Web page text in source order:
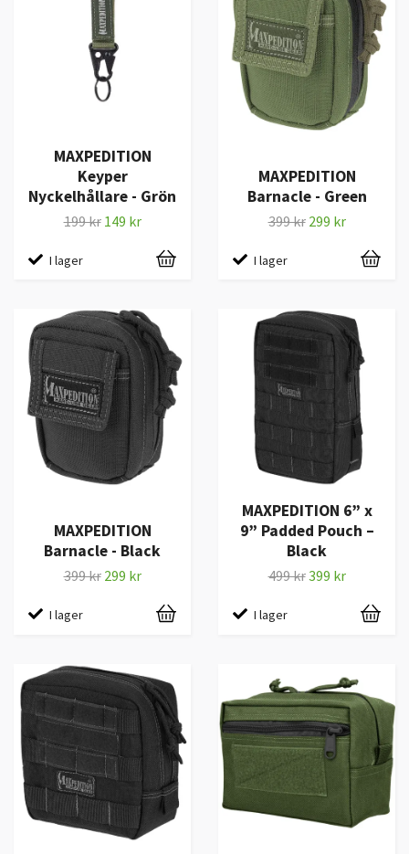
MAXPEDITION
Keyper
Nyckelhållare - Grön
199 kr 149 kr
I lager
MAXPEDITION
Barnacle - Green
399 kr 299 kr
I lager
MAXPEDITION
Barnacle - Black
399 kr 299 kr
I lager
MAXPEDITION 6” x
9” Padded Pouch –
Black
499 kr399 kr
I lager